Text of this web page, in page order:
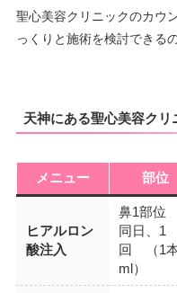
聖心美容クリニックのカウ
っくりと施術を検討できる
天神にある聖心美容ク
メニュー 部位
ヒアルロン
酸注入
鼻1部位
同日、1
回 （1
ml）